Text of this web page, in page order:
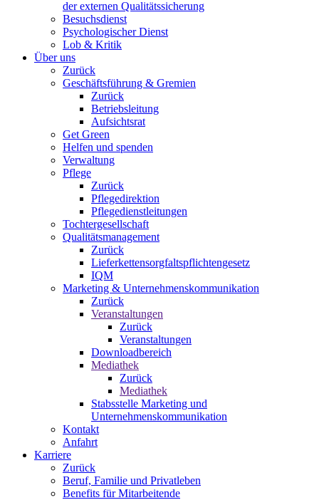
der externen Qualitätssicherung
Besuchsdienst
Psychologischer Dienst
Lob & Kritik
Über uns
Zurück
Geschäftsführung & Gremien
Zurück
Betriebsleitung
Aufsichtsrat
Get Green
Helfen und spenden
Verwaltung
Pflege
Zurück
Pflegedirektion
Pflegedienstleitungen
Tochtergesellschaft
Qualitätsmanagement
Zurück
Lieferkettensorgfaltspflichtengesetz
IQM
Marketing & Unternehmenskommunikation
Zurück
Veranstaltungen
Zurück
Veranstaltungen
Downloadbereich
Mediathek
Zurück
Mediathek
Stabsstelle Marketing und
Unternehmenskommunikation
Kontakt
Anfahrt
Karriere
Zurück
Beruf, Familie und Privatleben
Benefits für Mitarbeitende